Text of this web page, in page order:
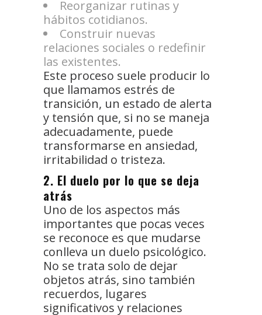
Reorganizar rutinas y
hábitos cotidianos.
Construir nuevas
relaciones sociales o redefinir
las existentes.
Este proceso suele producir lo
que llamamos estrés de
transición, un estado de alerta
y tensión que, si no se maneja
adecuadamente, puede
transformarse en ansiedad,
irritabilidad o tristeza.
2. El duelo por lo que se deja
atrás
Uno de los aspectos más
importantes que pocas veces
se reconoce es que mudarse
conlleva un duelo psicológico.
No se trata solo de dejar
objetos atrás, sino también
recuerdos, lugares
significativos y relaciones